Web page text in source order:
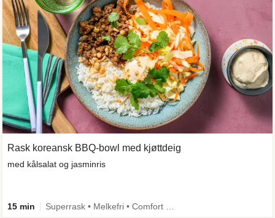
Rask koreansk BBQ-bowl med kjøttdeig
med kålsalat og jasminris
15 min